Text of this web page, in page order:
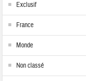
Exclusif
France
Monde
Non classé